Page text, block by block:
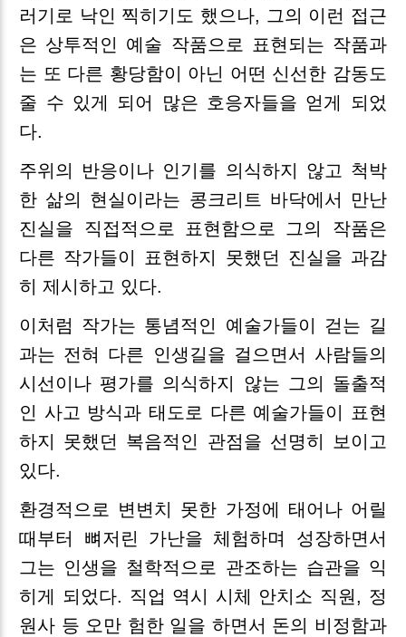
러기로 낙인 찍히기도 했으나, 그의 이런 접근
은 상투적인 예술 작품으로 표현되는 작품과
는 또 다른 황당함이 아닌 어떤 신선한 감동도
줄 수 있게 되어 많은 호응자들을 얻게 되었
다.
주위의 반응이나 인기를 의식하지 않고 척박
한 삶의 현실이라는 콩크리트 바닥에서 만난
진실을 직접적으로 표현함으로 그의 작품은
다른 작가들이 표현하지 못했던 진실을 과감
히 제시하고 있다.
이처럼 작가는 통념적인 예술가들이 걷는 길
과는 전혀 다른 인생길을 걸으면서 사람들의
시선이나 평가를 의식하지 않는 그의 돌출적
인 사고 방식과 태도로 다른 예술가들이 표현
하지 못했던 복음적인 관점을 선명히 보이고
있다.
환경적으로 변변치 못한 가정에 태어나 어릴
때부터 뼈저린 가난을 체험하며 성장하면서
그는 인생을 철학적으로 관조하는 습관을 익
히게 되었다. 직업 역시 시체 안치소 직원, 정
원사 등 오만 험한 일을 하면서 돈의 비정함과